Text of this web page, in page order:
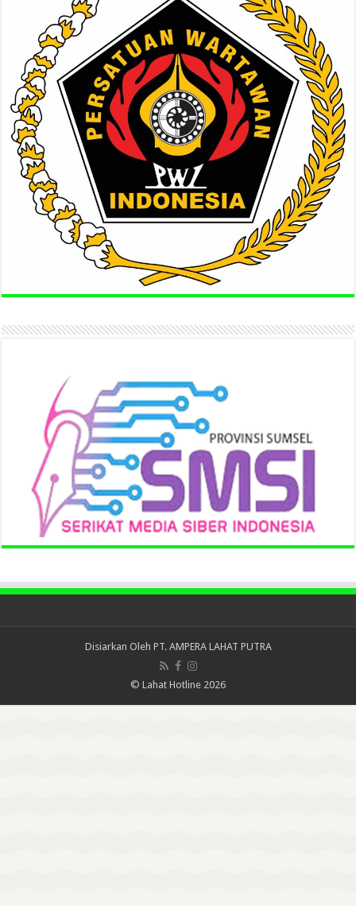
Disiarkan Oleh PT. AMPERA LAHAT PUTRA
© Lahat Hotline 2026